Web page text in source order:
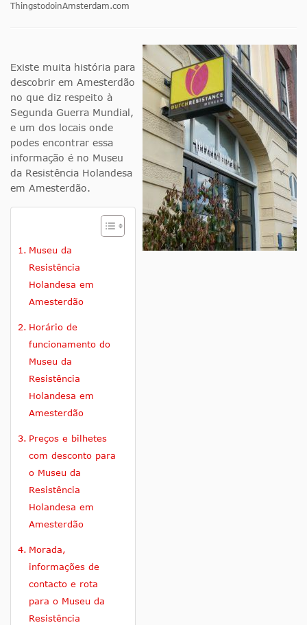
ThingstodoinAmsterdam.com
Existe muita história para
descobrir em Amesterdão
no que diz respeito à
Segunda Guerra Mundial,
e um dos locais onde
podes encontrar essa
informação é no Museu
da Resistência Holandesa
em Amesterdão.
Museu da
Resistência
Holandesa em
Amesterdão
Horário de
funcionamento do
Museu da
Resistência
Holandesa em
Amesterdão
Preços e bilhetes
com desconto para
o Museu da
Resistência
Holandesa em
Amesterdão
Morada,
informações de
contacto e rota
para o Museu da
Resistência